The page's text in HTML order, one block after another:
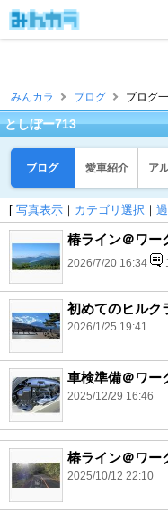
みんカラ ブログ ブログ
としぼー713
ブログ 愛車紹介 ア
[ 写真表示 ｜ カテゴリ選択 ｜
椿ライン＠ワー
2026/7/20 16:34
初めてのヒルク
2026/1/25 19:41
車検準備＠ワー
2025/12/29 16:46
椿ライン＠ワー
2025/10/12 22:10